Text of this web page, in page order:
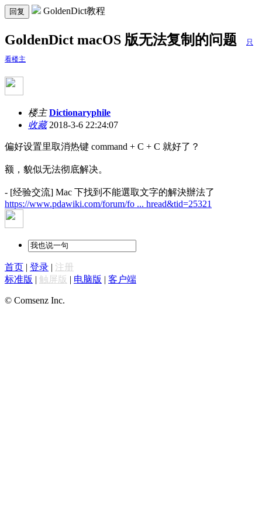
回复 GoldenDict教程
GoldenDict macOS 版无法复制的问题 只
看楼主
楼主 Dictionaryphile
收藏2018-3-6 22:24:07
偏好设置里取消热键 command + C + C 就好了？
额，貌似无法彻底解决。
- [经验交流] Mac 下找到不能選取文字的解決辦法了
https://www.pdawiki.com/forum/fo ... hread&tid=25321
首页 | 登录 | 注册
标准版 | 触屏版 | 电脑版 | 客户端
© Comsenz Inc.